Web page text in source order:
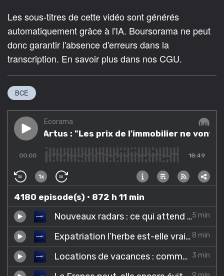
Les sous-titres de cette vidéo sont générés
automatiquement grâce à l'IA. Boursorama ne peut
donc garantir l'absence d'erreurs dans la
transcription. En savoir plus dans nos CGU.
BCE